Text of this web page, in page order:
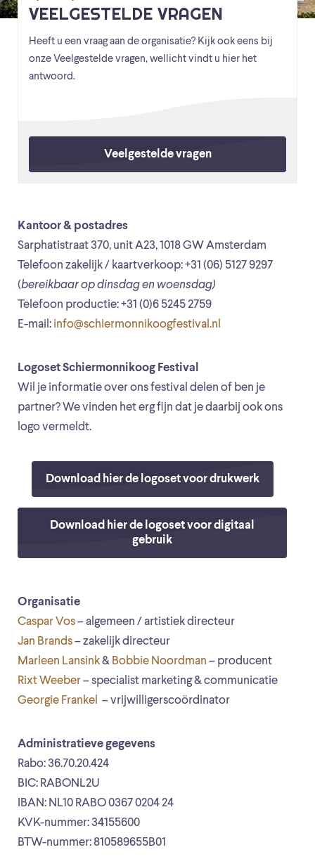
Kantoor & postadres
Sarphatistraat 370, unit A23, 1018 GW Amsterdam
Telefoon zakelijk / kaartverkoop: +31 (06) 5127 9297
(bereikbaar op dinsdag en woensdag)
Telefoon productie: +31 (0)6 5245 2759
E-mail: info@schiermonnikoogfestival.nl
Logoset Schiermonnikoog Festival
Wil je informatie over ons festival delen of ben je
partner? We vinden het erg fijn dat je daarbij ook ons
logo vermeldt.
Download hier de logoset voor drukwerk
Download hier de logoset voor digitaal
gebruik
Organisatie
Caspar Vos– algemeen / artistiek directeur
Jan Brands– zakelijk directeur
Marleen Lansink& Bobbie Noordman – producent
Rixt Weeber– specialist marketing & communicatie
Georgie Frankel – vrijwilligerscoördinator
Administratieve gegevens
Rabo: 36.70.20.424
BIC: RABONL2U
IBAN: NL10 RABO 0367 0204 24
KVK-nummer: 34155600
BTW-nummer: 810589655B01
VEELGESTELDE VRAGEN
Heeft u een vraag aan de organisatie? Kijk ook eens bij
onze Veelgestelde vragen, wellicht vindt u hier het
antwoord.
Veelgestelde vragen